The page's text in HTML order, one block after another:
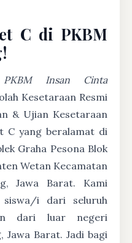
C di PKBM
PKBM Insan Cinta
Kesetaraan Resmi
& Ujian Kesetaraan
C yang beralamat di
Graha Pesona Blok
Wetan Kecamatan
Jawa Barat. Kami
siswa/i dari seluruh
dari luar negeri
Jawa Barat. Jadi bagi